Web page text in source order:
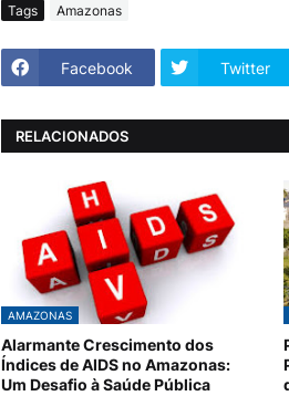
Tags Amazonas
Facebook Twitter
RELACIONADOS
AMAZONAS
Alarmante Crescimento dos
Índices de AIDS no Amazonas:
Um Desafio à Saúde Pública